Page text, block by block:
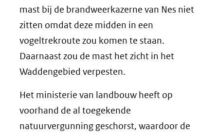
mast bij de brandweerkazerne van Nes niet
zitten omdat deze midden in een
vogeltrekroute zou komen te staan.
Daarnaast zou de mast het zicht in het
Waddengebied verpesten.
Het ministerie van landbouw heeft op
voorhand de al toegekende
natuurvergunning geschorst, waardoor de